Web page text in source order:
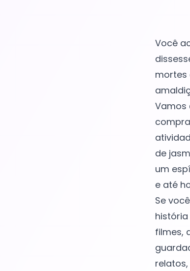
Você
mortes
Vamos
de
um
e até
Se
filmes,